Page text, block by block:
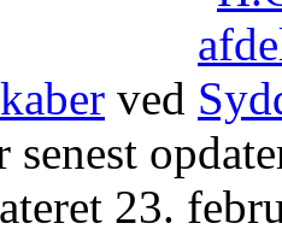
ved
senest
23.